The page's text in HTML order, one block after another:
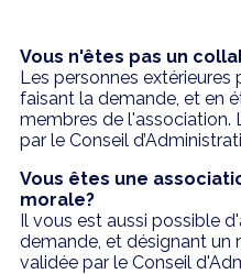
Vous n'êtes pas un
Les personnes extérieures
faisant la demande, et en
membres de l'association.
par le Conseil
Vous êtes une
morale?
Il vous est aussi possible
demande, et désignant un
validée par le Conseil